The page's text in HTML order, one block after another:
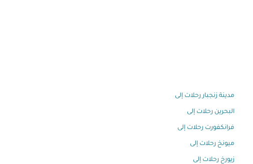
مدينة زنجبار رحلات إلى
البحرين رحلات إلى
فرانكفورت رحلات إلى
ميونخ رحلات إلى
زيورخ رحلات إلى